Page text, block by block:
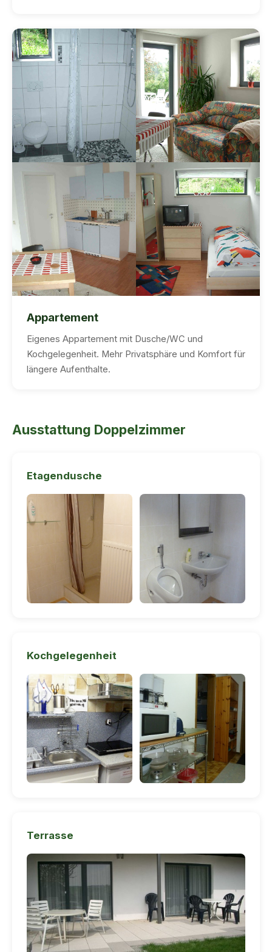
Appartement
Eigenes Appartement mit Dusche/WC und
Kochgelegenheit. Mehr Privatsphäre und Komfort für
längere Aufenthalte.
Ausstattung Doppelzimmer
Etagendusche
Kochgelegenheit
Terrasse